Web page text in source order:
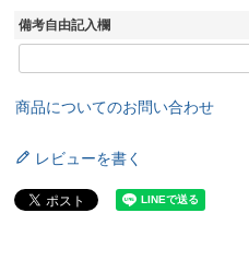
備考自由記入欄
商品についてのお問い合わせ
レビューを書く